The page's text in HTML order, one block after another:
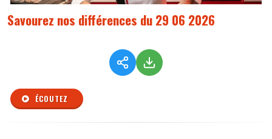
Savourez nos différences du 29 06 2026
ÉCOUTEZ